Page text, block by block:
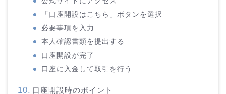
「口座開設はこちら」ボタンを選択
必要事項を入力
本人確認書類を提出する
口座開設が完了
口座に入金して取引を行う
口座開設時のポイント